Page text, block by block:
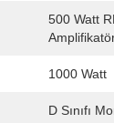
500 Watt
1000 Watt
D Sınıfı